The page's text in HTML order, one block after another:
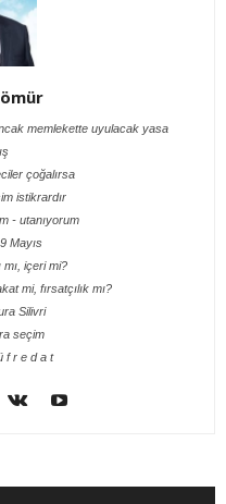
memlekette uyulacak yasa
çoğalırsa
istikrardır
- utanıyorum
Mayıs
mı, içeri mi?
mi, fırsatçılık mı?
Silivri
seçim
f r e d a t